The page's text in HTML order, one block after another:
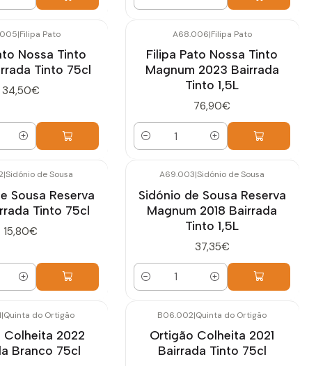
Quantidade
|Filipa Pato
Nossa Tinto
Tinto 75cl
34,50€
A68.006|Filipa Pato
Filipa Pato Nossa Tinto
Magnum 2023 Bairrada
Tinto 1,5L
76,90€
Quantidade
|Sidónio de Sousa
Sousa Reserva
Tinto 75cl
15,80€
A69.003|Sidónio de Sousa
Sidónio de Sousa Reserva
Magnum 2018 Bairrada
Tinto 1,5L
37,35€
Quantidade
|Quinta do Ortigão
Colheita 2022
Branco 75cl
B06.002|Quinta do Ortigão
Ortigão Colheita 2021
Bairrada Tinto 75cl